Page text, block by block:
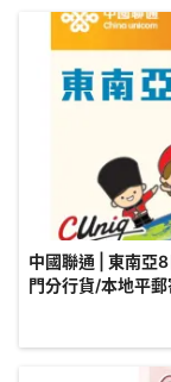
中國聯通 | 東南亞
門分行貨/本地平郵